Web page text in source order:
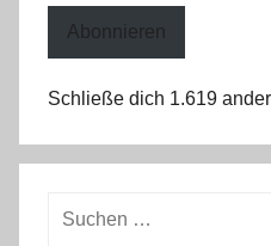
Abonnieren
Schließe dich 1.619
Suchen